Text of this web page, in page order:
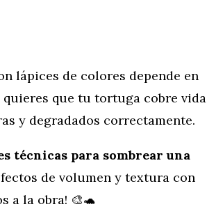
lápices de colores depende en
quieres que tu tortuga cobre vida
y degradados correctamente.
técnicas para sombrear una
de volumen y textura con
a la obra! 🎨🐢